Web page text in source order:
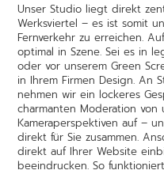
Unser Studio liegt direkt
Werksviertel – es ist somit
Fernverkehr zu erreichen.
optimal in Szene. Sei es in
oder vor unserem Green
in Ihrem Firmen Design. An
nehmen wir ein lockeres
charmanten Moderation von
Kameraperspektiven auf –
direkt für Sie zusammen.
direkt auf Ihrer Website
beeindrucken. So